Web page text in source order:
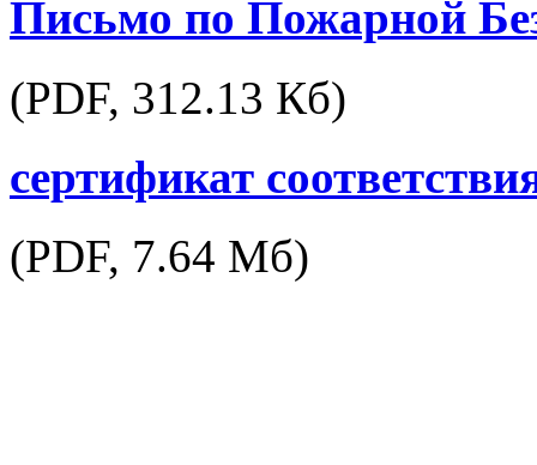
Письмо по Пожарной
(PDF, 312.13 Кб)
сертификат
(PDF, 7.64 Мб)